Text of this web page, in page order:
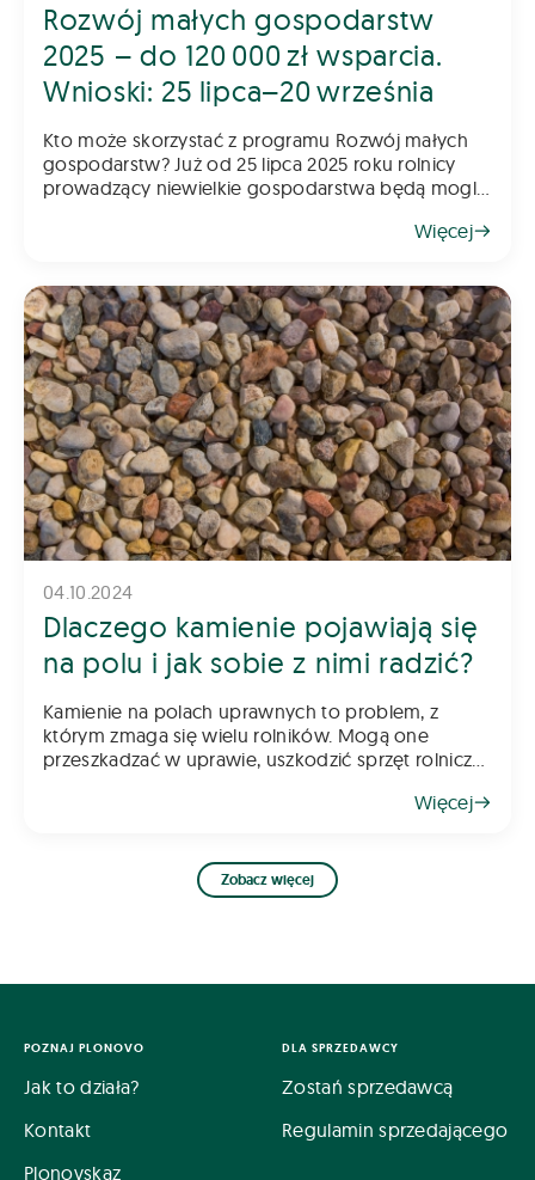
Rozwój małych gospodarstw
2025 – do 120 000 zł wsparcia.
Wnioski: 25 lipca–20 września
Kto może skorzystać z programu Rozwój małych
gospodarstw? Już od 25 lipca 2025 roku rolnicy
prowadzący niewielkie gospodarstwa będą mogli
Więcej
04.10.2024
Dlaczego kamienie pojawiają się
na polu i jak sobie z nimi radzić?
Kamienie na polach uprawnych to problem, z
którym zmaga się wielu rolników. Mogą one
przeszkadzać w uprawie, uszkodzić sprzęt rolniczy
Więcej
Zobacz więcej
POZNAJ PLONOVO
Jak to działa?
Kontakt
Plonovskaz
DLA SPRZEDAWCY
Zostań sprzedawcą
Regulamin sprzedającego